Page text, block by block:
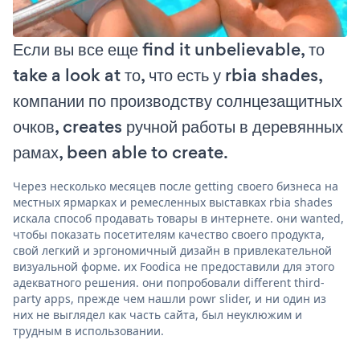
Если вы все еще find it unbelievable, то
take a look at то, что есть у rbia shades,
компании по производству солнцезащитных
очков, creates ручной работы в деревянных
рамах, been able to create.
Через несколько месяцев после getting своего бизнеса на
местных ярмарках и ремесленных выставках rbia shades
искала способ продавать товары в интернете. они wanted,
чтобы показать посетителям качество своего продукта,
свой легкий и эргономичный дизайн в привлекательной
визуальной форме. их Foodica не предоставили для этого
адекватного решения. они попробовали different third-
party apps, прежде чем нашли powr slider, и ни один из
них не выглядел как часть сайта, был неуклюжим и
трудным в использовании.